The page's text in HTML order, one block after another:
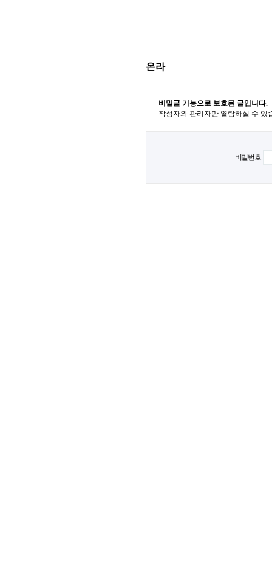
온라
비밀글 기능으로 보호된 글입니다.
작성자와 관리자만 열람하실 수 있
비밀번호